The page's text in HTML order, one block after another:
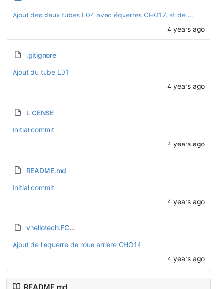
Ajout des deux tubes L04 avec équerres CHO17, et de CHO13
4 years ago
.gitignore
Ajout du tube L01
4 years ago
LICENSE
Initial commit
4 years ago
README.md
Initial commit
4 years ago
vheliotech.FCStd
Ajout de l'équerre de roue arrière CHO14
4 years ago
README.md